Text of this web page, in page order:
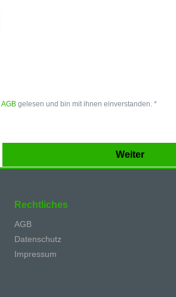
AGB gelesen und bin mit ihnen einverstanden. *
Weiter
Rechtliches
AGB
Datenschutz
Impressum